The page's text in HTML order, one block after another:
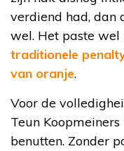
verdiend had, dan
wel. Het paste
traditionele
van oranje.
Voor de
Teun
benutten. Zonder